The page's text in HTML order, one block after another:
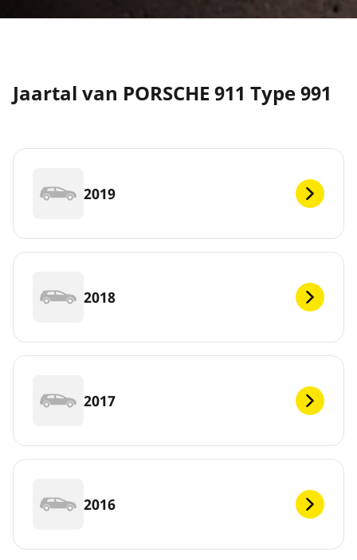
Jaartal van PORSCHE 911 Type 991
2019
2018
2017
2016